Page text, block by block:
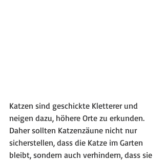
Katzen sind geschickte Kletterer und
neigen dazu, höhere Orte zu erkunden.
Daher sollten Katzenzäune nicht nur
sicherstellen, dass die Katze im Garten
bleibt, sondern auch verhindern, dass sie